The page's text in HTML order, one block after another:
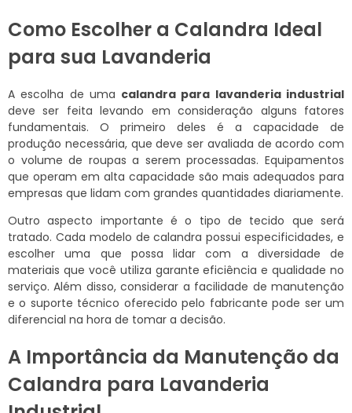
Como Escolher a Calandra Ideal
para sua Lavanderia
A escolha de uma calandra para lavanderia industrial
deve ser feita levando em consideração alguns fatores
fundamentais. O primeiro deles é a capacidade de
produção necessária, que deve ser avaliada de acordo com
o volume de roupas a serem processadas. Equipamentos
que operam em alta capacidade são mais adequados para
empresas que lidam com grandes quantidades diariamente.
Outro aspecto importante é o tipo de tecido que será
tratado. Cada modelo de calandra possui especificidades, e
escolher uma que possa lidar com a diversidade de
materiais que você utiliza garante eficiência e qualidade no
serviço. Além disso, considerar a facilidade de manutenção
e o suporte técnico oferecido pelo fabricante pode ser um
diferencial na hora de tomar a decisão.
A Importância da Manutenção da
Calandra para Lavanderia